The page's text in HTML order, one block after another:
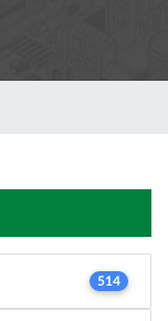
514